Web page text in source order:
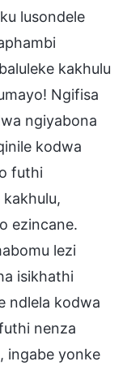
lusondele
kakhulu
Ngifisa
ngiyabona
kodwa
futhi
ezincane.
lezi
isikhathi
ndlela kodwa
nenza
ingabe yonke